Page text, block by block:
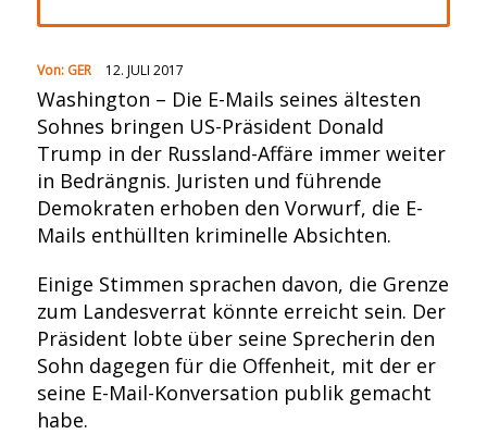
Von: GER 12. JULI 2017
Washington – Die E-Mails seines ältesten
Sohnes bringen US-Präsident Donald
Trump in der Russland-Affäre immer weiter
in Bedrängnis. Juristen und führende
Demokraten erhoben den Vorwurf, die E-
Mails enthüllten kriminelle Absichten.
Einige Stimmen sprachen davon, die Grenze
zum Landesverrat könnte erreicht sein. Der
Präsident lobte über seine Sprecherin den
Sohn dagegen für die Offenheit, mit der er
seine E-Mail-Konversation publik gemacht
habe.